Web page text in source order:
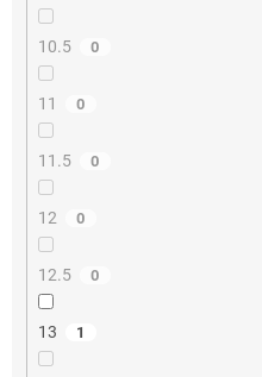
10.5 0
11 0
11.5 0
12 0
12.5 0
13 1